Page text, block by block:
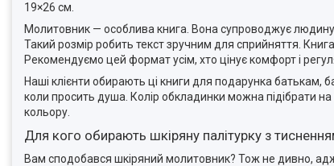
19×26 см.
Молитовник — особлива книга. Вона супроводжує
Такий розмір робить текст зручним для сприйняття.
Рекомендуємо цей формат усім, хто цінує комфорт і
Наші клієнти обирають ці книги для подарунка батькам,
коли просить душа. Колір обкладинки можна підібрати на
кольору.
Для кого обирають шкіряну палітурку з
Вам сподобався шкіряний молитовник? Тож не дивно,